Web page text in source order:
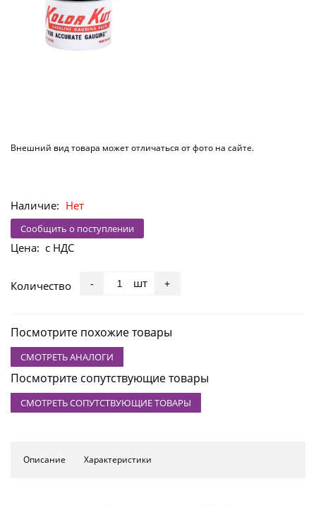
Внешний вид товара может отличаться от фото на сайте.
Наличие: Нет
Сообщить о поступлении
Цена: с НДС
Количество - шт +
Посмотрите похожие товары
СМОТРЕТЬ АНАЛОГИ
Посмотрите сопутствующие товары
СМОТРЕТЬ СОПУТСТВУЮЩИЕ ТОВАРЫ
Описание Характеристики